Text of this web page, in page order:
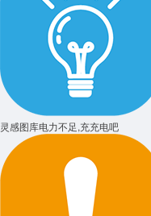
灵感图库电力不足,充充电吧